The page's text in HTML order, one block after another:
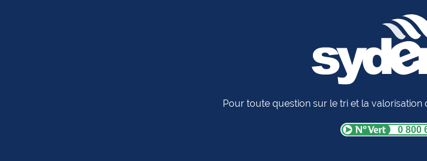
Pour toute question sur le tri et la
0 800